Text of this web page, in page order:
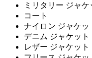
ミリタリー ジャケ
コート
ナイロン ジャケッ
デニム ジャケット
レザー ジャケット